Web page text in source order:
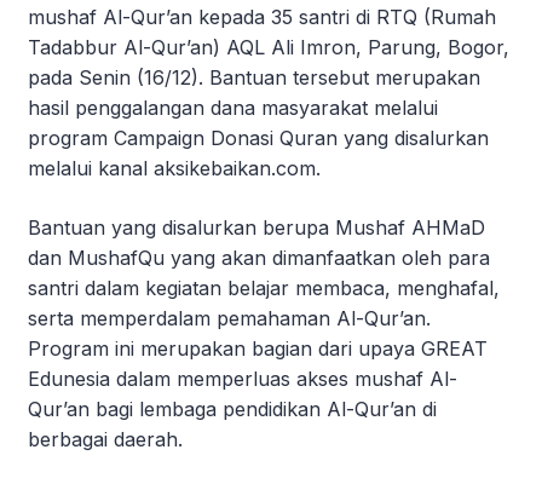
mushaf Al-Qur’an kepada 35 santri di RTQ (Rumah
Tadabbur Al-Qur’an) AQL Ali Imron, Parung, Bogor,
pada Senin (16/12). Bantuan tersebut merupakan
hasil penggalangan dana masyarakat melalui
program Campaign Donasi Quran yang disalurkan
melalui kanal aksikebaikan.com.
Bantuan yang disalurkan berupa Mushaf AHMaD
dan MushafQu yang akan dimanfaatkan oleh para
santri dalam kegiatan belajar membaca, menghafal,
serta memperdalam pemahaman Al-Qur’an.
Program ini merupakan bagian dari upaya GREAT
Edunesia dalam memperluas akses mushaf Al-
Qur’an bagi lembaga pendidikan Al-Qur’an di
berbagai daerah.